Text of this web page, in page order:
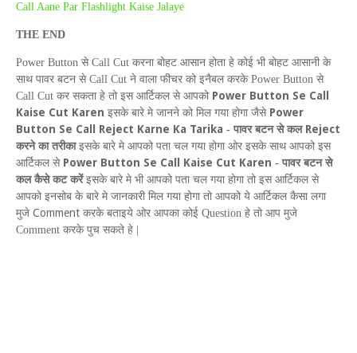
Call Aane Par Flashlight Kaise Jalaye
THE END
Power Button से Call Cut करना बोहट आसान होता हे कोई भी बोहट आसानी के
साथ पावर बटन से Call Cut ने वाला फीचर को इनैबल करके Power Button से
Call Cut कर सकता हे तो इस आर्टिकल से आपको Power Button Se Call
Kaise Cut Karen इसके बारे मे जानने को मिल गया होगा जैसे Power
Button Se Call Reject Karne Ka Tarika - पावर बटन से कल Reject
करने का तरीका इसके बारे मे आपको पता चल गया होगा ओर इसके साथ आपको इस
आर्टिकल से Power Button Se Call Kaise Cut Karen - पावर बटन से
कल कैसे कट करेंइसके बारे मे भी आपको पता चल गया होगा तो इस आर्टिकल से
आपको इनसोब के बारे मे जानकारी मिल गया होगा तो आपको ये आर्टिकल कैसा लगा
मुजे Comment करके बताइये ओर आपका कोई Question हे तो आप मुजे
Comment करके पुच सकते हे |